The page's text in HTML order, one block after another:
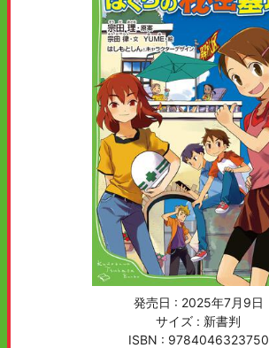
発売日 : 2025年7月9日
サイズ : 新書判
ISBN : 9784046323750